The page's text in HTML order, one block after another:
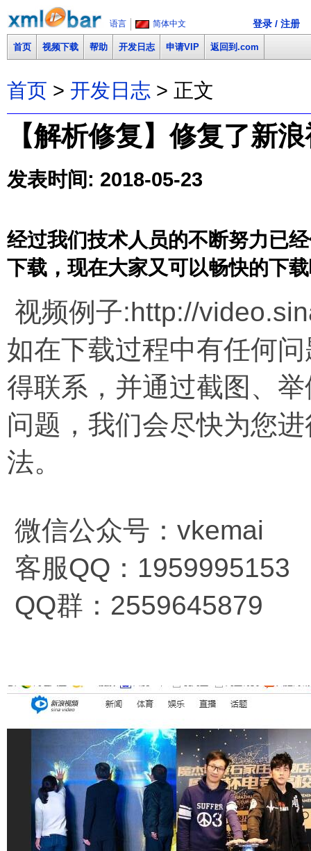
语言 简体中文 登录 / 注册
首页 视频下载 帮助 开发日志 申请VIP 返回到.com
首页 > 开发日志 > 正文
【解析修复】修复了新
发表时间: 2018-05-23
经过我们技术人员的不断努力已
下载，现在大家又可以畅快的下
视频例子:http://
如在下载过程中有任何
得联系，并通过截图、
问题，我们会尽快为您
法。
微信公众号：vkemai
客服QQ：1959995153
QQ群：2559645879